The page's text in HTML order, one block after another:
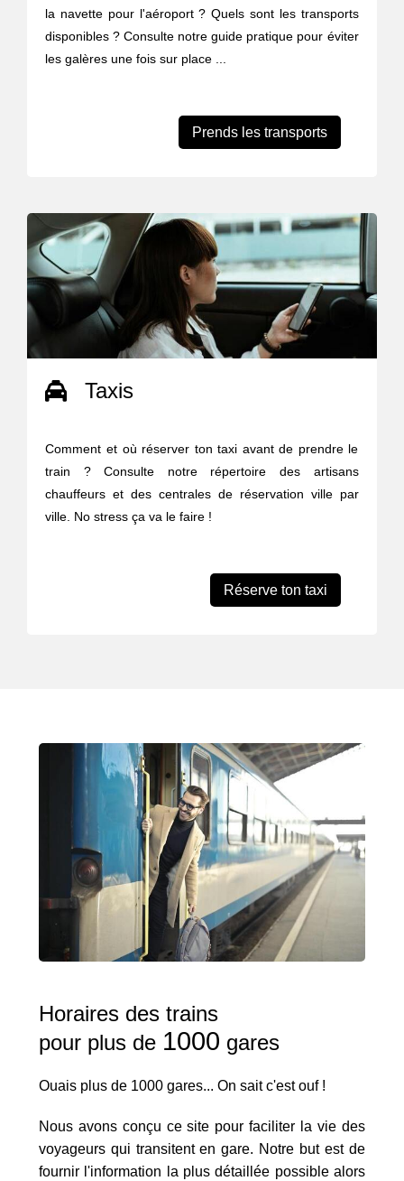
la navette pour l'aéroport ? Quels sont les transports
disponibles ? Consulte notre guide pratique pour éviter
les galères une fois sur place ...
Prends les transports
Taxis
Comment et où réserver ton taxi avant de prendre le
train ? Consulte notre répertoire des artisans
chauffeurs et des centrales de réservation ville par
ville. No stress ça va le faire !
Réserve ton taxi
Horaires des trains
pour plus de 1000 gares
Ouais plus de 1000 gares... On sait c'est ouf !
Nous avons conçu ce site pour faciliter la vie des
voyageurs qui transitent en gare. Notre but est de
fournir l'information la plus détaillée possible alors